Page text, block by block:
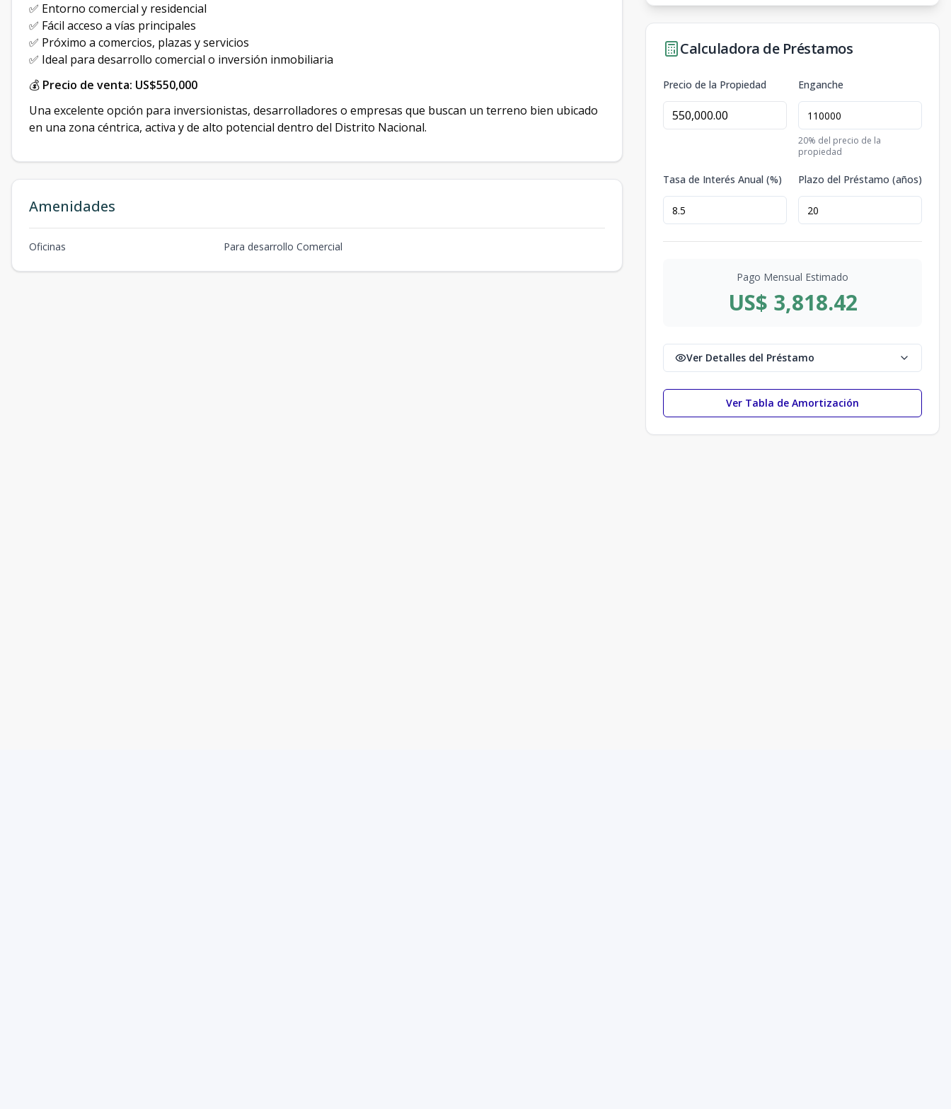
✅ Entorno comercial y residencial
✅ Fácil acceso a vías principales
✅ Próximo a comercios, plazas y servicios
✅ Ideal para desarrollo comercial o inversión inmobiliaria
💰 Precio de venta: US$550,000
Una excelente opción para inversionistas, desarrolladores o empresas que buscan un terreno bien ubicado
en una zona céntrica, activa y de alto potencial dentro del Distrito Nacional.
Amenidades
Oficinas Para desarrollo Comercial
Calculadora de Préstamos
Precio de la Propiedad Enganche
20% del precio de la
propiedad
Tasa de Interés Anual (%) Plazo del Préstamo (años)
Pago Mensual Estimado
US$ 3,818.42
Ver Detalles del Préstamo
Ver Tabla de Amortización